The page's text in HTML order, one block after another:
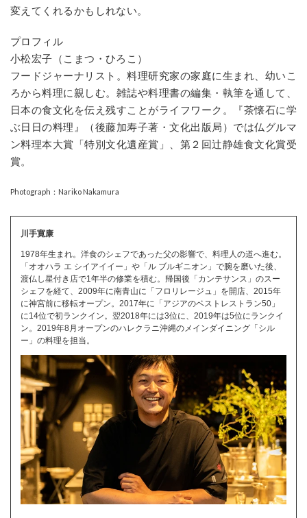
変えてくれるかもしれない。
プロフィル
小松宏子（こまつ・ひろこ）
フードジャーナリスト。料理研究家の家庭に生まれ、幼いこ
ろから料理に親しむ。雑誌や料理書の編集・執筆を通して、
日本の食文化を伝え残すことがライフワーク。『茶懐石に学
ぶ日日の料理』（後藤加寿子著・文化出版局）では仏グルマ
ン料理本大賞「特別文化遺産賞」、第２回辻静雄食文化賞受
賞。
Photograph：Nariko Nakamura
川手寛康
1978年生まれ。洋食のシェフであった父の影響で、料理人の道へ進む。
「オオハラ エ シイアイイー」や「ル ブルギニオン」で腕を磨いた後、
渡仏し星付き店で1年半の修業を積む。帰国後「カンテサンス」のスー
シェフを経て、2009年に南青山に「フロリレージュ」を開店、2015年
に神宮前に移転オープン。2017年に「アジアのベストレストラン50」
に14位で初ランクイン。翌2018年には3位に、2019年は5位にランクイ
ン。2019年8月オープンのハレクラニ沖縄のメインダイニング「シル
ー」の料理を担当。